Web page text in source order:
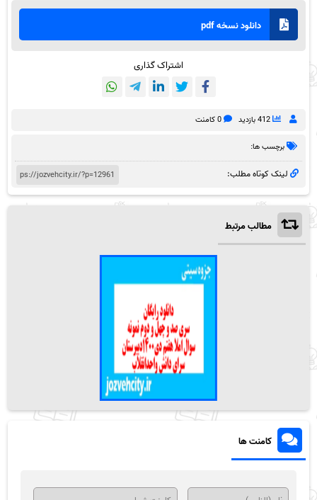
دانلود نسخه pdf
اشتراک گذاری
412 بازدید 0 کامنت
برچسب ها:
لینک کوتاه مطلب:
مطالب مرتبط
کامنت ها